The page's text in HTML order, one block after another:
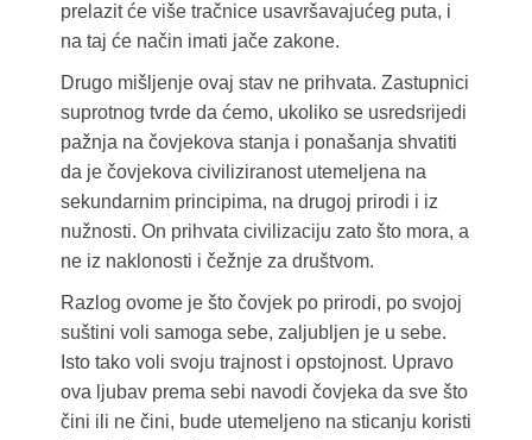
prelazit će više tračnice usavršavajućeg puta, i
na taj će način imati jače zakone.
Drugo mišljenje ovaj stav ne prihvata. Zastupnici
suprotnog tvrde da ćemo, ukoliko se usredsrijedi
pažnja na čovjekova stanja i ponašanja shvatiti
da je čovjekova civiliziranost utemeljena na
sekundarnim principima, na drugoj prirodi i iz
nužnosti. On prihvata civilizaciju zato što mora, a
ne iz naklonosti i čežnje za društvom.
Razlog ovome je što čovjek po prirodi, po svojoj
suštini voli samoga sebe, zaljubljen je u sebe.
Isto tako voli svoju trajnost i opstojnost. Upravo
ova ljubav prema sebi navodi čovjeka da sve što
čini ili ne čini, bude utemeljeno na sticanju koristi